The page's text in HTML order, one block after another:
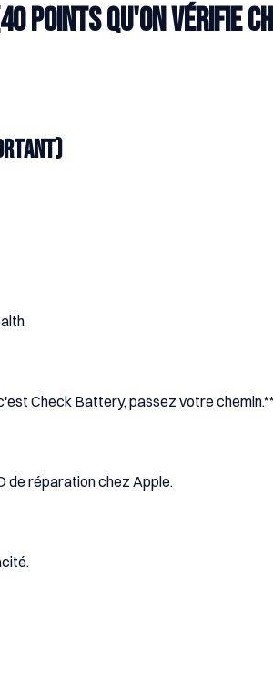
points qu'on vérifie
Check Battery, passez votre chemin.**
de réparation chez Apple.